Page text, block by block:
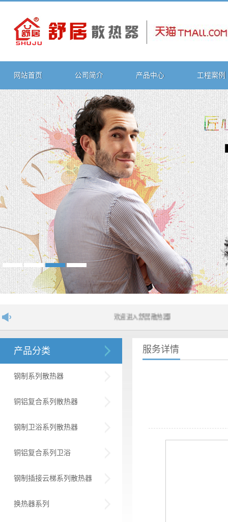
网站首页 公司简介 产品中心 工程案例
欢迎进入舒居散热器网站！....
产品分类
钢制系列散热器
铜铝复合系列散热器
钢制卫浴系列散热器
铜铝复合系列卫浴
钢制插接云梯系列散热器
换热器系列
服务详情